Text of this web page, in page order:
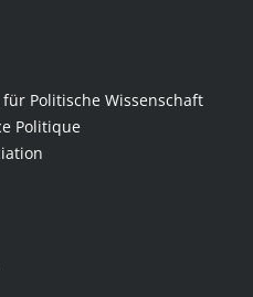
Politische Wissenschaft
Politique